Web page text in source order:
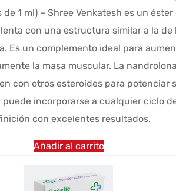
era:
$71.63.
es:
$28.89.
de 1 ml) – Shree Venkatesh es un éster
con una estructura similar a la de
Es un complemento ideal para
la masa muscular. La
con otros esteroides para potenciar
puede incorporarse a cualquier ciclo
con excelentes resultados.
Añadir al carrito